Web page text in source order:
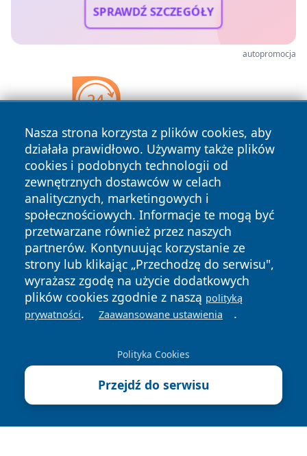
SPRAWDŹ SZCZEGÓŁY
autopromocja
Nasza strona korzysta z plików cookies, aby
działała prawidłowo. Używamy także plików
cookies i podobnych technologii od
zewnętrznych dostawców w celach
analitycznych, marketingowych i
społecznościowych. Informacje te mogą być
przetwarzane również przez naszych
partnerów. Kontynuując korzystanie ze
strony lub klikając „Przechodzę do serwisu",
wyrażasz zgodę na użycie dodatkowych
plików cookies zgodnie z naszą polityką
prywatności. Zaawansowane ustawienia .
Polityka Cookies
Przejdź do serwisu
Copyright © 2026 piekaryonline.pl Wszystkie prawa
zastrzeżone.
Prywatności